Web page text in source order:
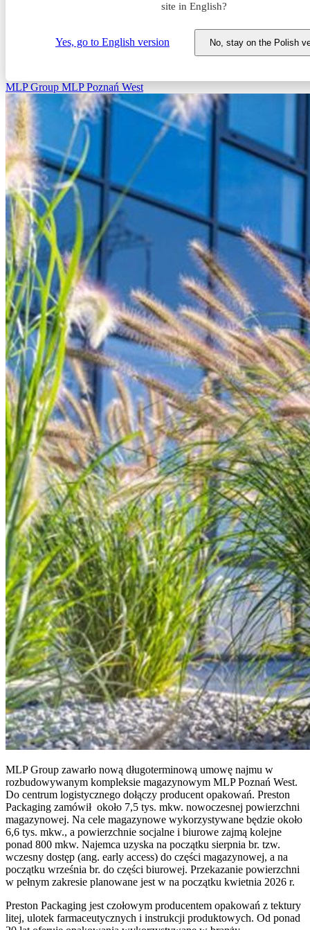
site in English?
Yes, go to English version No, stay on the Polish
Preston Packaging dołączy do
najemców w MLP Poznań West
MLP Group MLP Poznań West
MLP Group zawarło nową długoterminową umowę najmu w
rozbudowywanym kompleksie magazynowym MLP Poznań West.
Do centrum logistycznego dołączy producent opakowań. Preston
Packaging zamówił około 7,5 tys. mkw. nowoczesnej powierzchni
magazynowej. Na cele magazynowe wykorzystywane będzie około
6,6 tys. mkw., a powierzchnie socjalne i biurowe zajmą kolejne
ponad 800 mkw. Najemca uzyska na początku sierpnia br. tzw.
wczesny dostęp (ang. early access) do części magazynowej, a na
początku września br. do części biurowej. Przekazanie powierzchni
w pełnym zakresie planowane jest w na początku kwietnia 2026 r.
Preston Packaging jest czołowym producentem opakowań z tektury
litej, ulotek farmaceutycznych i instrukcji produktowych. Od ponad